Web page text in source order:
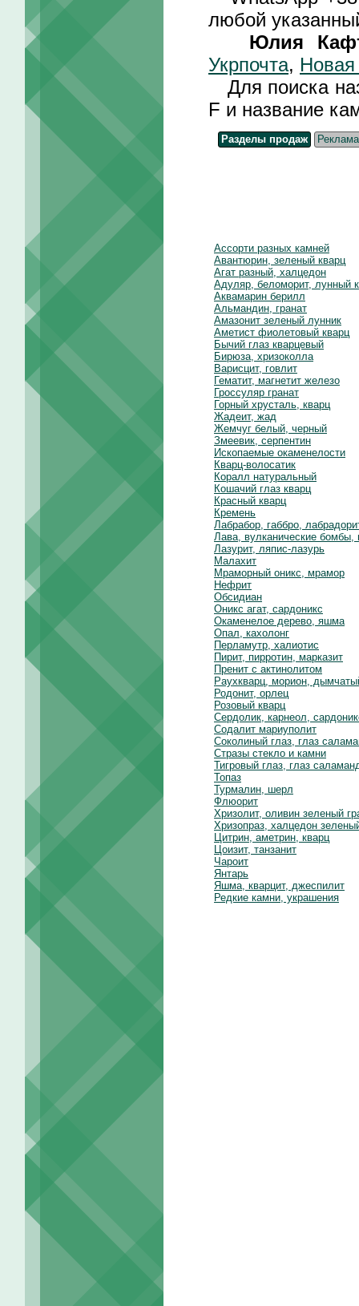
любой
Юлия
Укрпочта, Новая
Для поиска
F и название
Разделы продаж Реклама
Ассорти разных камней
Авантюрин, зеленый кварц
Агат разный, халцедон
Адуляр, беломорит, лунный
Аквамарин берилл
Альмандин, гранат
Амазонит зеленый лунник
Аметист фиолетовый кварц
Бычий глаз кварцевый
Бирюза, хризоколла
Варисцит, говлит
Гематит, магнетит железо
Гроссуляр гранат
Горный хрусталь, кварц
Жадеит, жад
Жемчуг белый, черный
Змеевик, серпентин
Ископаемые окаменелости
Кварц-волосатик
Коралл натуральный
Кошачий глаз кварц
Красный кварц
Кремень
Лабрабор, габбро,
Лава, вулканические бомбы,
Лазурит, ляпис-лазурь
Малахит
Мраморный оникс, мрамор
Нефрит
Обсидиан
Оникс агат, сардоникс
Окаменелое дерево, яшма
Опал, кахолонг
Перламутр, халиотис
Пирит, пирротин, марказит
Пренит с актинолитом
Раухкварц, морион,
Родонит, орлец
Розовый кварц
Сердолик, карнеол,
Содалит мариуполит
Соколиный глаз, глаз
Стразы стекло и камни
Тигровый глаз, глаз
Топаз
Турмалин, шерл
Флюорит
Хризолит, оливин зеленый
Хризопраз, халцедон
Цитрин, аметрин, кварц
Цоизит, танзанит
Чароит
Янтарь
Яшма, кварцит, джеспилит
Редкие камни, украшения